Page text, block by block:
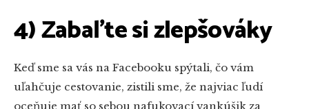
4) Zabaľte si zlepšováky
Keď sme sa vás na Facebooku spýtali, čo vám
uľahčuje cestovanie, zistili sme, že najviac ľudí
oceňuje mať so sebou nafukovací vankúšik za